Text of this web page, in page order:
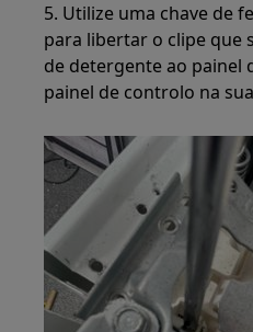
5. Utilize uma chave de
para libertar o clipe que
de detergente ao painel
painel de controlo na